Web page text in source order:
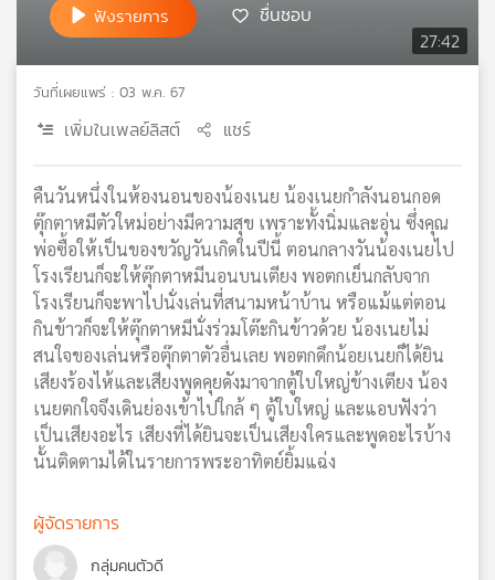
กิจกรรม
เกี่ยว
เครือ
ข่าย
วิทยุ
ไทย
เอส
เครือ
ข่าย
27:42
ฟังรายการ ชื่นชอบ
วันที่เผยแพร่ : 03 พ.ค. 67
เพิ่มในเพลย์ลิสต์ แชร์
คืนวันหนึ่งในห้องนอนของน้องเนย น้องเนยกำลังนอนกอด
ตุ๊กตาหมีตัวใหม่อย่างมีความสุข เพราะทั้งนิ่มและอุ่น ซึ่งคุณ
พ่อซื้อให้เป็นของขวัญวันเกิดในปีนี้ ตอนกลางวันน้องเนยไป
โรงเรียนก็จะให้ตุ๊กตาหมีนอนบนเตียง พอตกเย็นกลับจาก
โรงเรียนก็จะพาไปนั่งเล่นที่สนามหน้าบ้าน หรือแม้แต่ตอน
กินข้าวก็จะให้ตุ๊กตาหมีนั่งร่วมโต๊ะกินข้าวด้วย น้องเนยไม่
สนใจของเล่นหรือตุ๊กตาตัวอื่นเลย พอตกดึกน้อยเนยก็ได้ยิน
เสียงร้องไห้และเสียงพูดคุยดังมาจากตู้ใบใหญ่ข้างเตียง น้อง
เนยตกใจจึงเดินย่องเข้าไปใกล้ ๆ ตู้ใบใหญ่ และแอบฟังว่า
เป็นเสียงอะไร เสียงที่ได้ยินจะเป็นเสียงใครและพูดอะไรบ้าง
นั้นติดตามได้ในรายการพระอาทิตย์ยิ้มแฉ่ง
ผู้จัดรายการ
กลุ่มคนตัวดี